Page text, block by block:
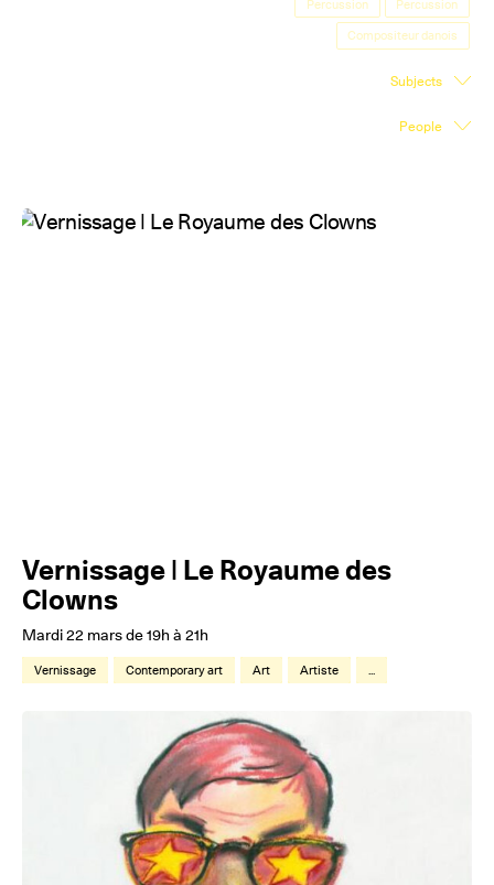
Fr
Percussion
Percussion
Compositeur danois
Subjects
People
Vernissage | Le Royaume des
Clowns
Mardi 22 mars de 19h à 21h
Vernissage Contemporary art Art Artiste ...